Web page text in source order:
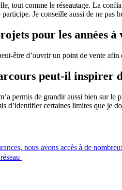
tout comme le réseautage. La
Je conseille aussi de ne pas
pour les années à
être d’ouvrir un point de vente
peut-il inspirer
permis de grandir aussi bien sur le
d’identifier certaines limites que je
nous avons accès à de